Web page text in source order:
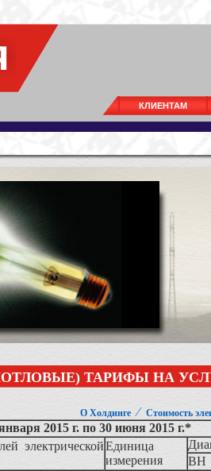
КЛИЕНТАМ
ТАРИФЫ НА
О Холдинге ⁄ Стоимость
2015 г. по 30 июня 2015 г.*
электрическойЕдиница
измерения
ВН